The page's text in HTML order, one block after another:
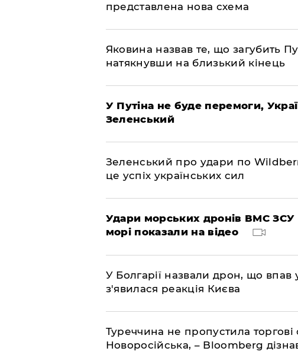
представлена ​​нова схема
Яковина назвав те, що загубить
натякнувши на близький кінець
У Путіна не буде перемоги,
Зеленський
Зеленський про удари по
це успіх українських сил
Удари морських дронів ВМС
морі показали на відео
У Болгарії назвали дрон, що впав
з'явилася реакція Києва
Туреччина не пропустила
Новоросійська, – Bloomberg